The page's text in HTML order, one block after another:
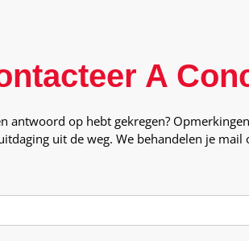
A
antwoord op hebt gekregen?
uit de weg. We behandelen je